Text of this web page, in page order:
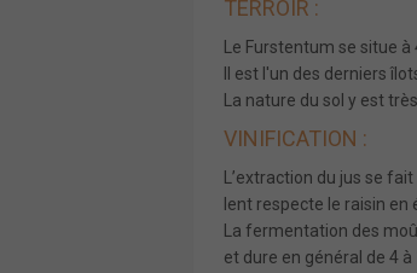
TERROIR :
Le Furstentum se situe
Il est l'un des derniers
La nature du sol y est
VINIFICATION :
L’extraction du jus se
lent respecte le raisin en
La fermentation des
et dure en général de 4